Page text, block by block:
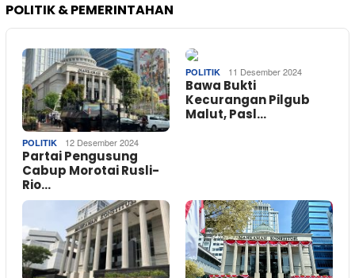
POLITIK & PEMERINTAHAN
POLITIK 12 Desember 2024
Partai Pengusung
Cabup Morotai Rusli-
Rio…
POLITIK 11 Desember 2024
Bawa Bukti
Kecurangan Pilgub
Malut, Pasl…